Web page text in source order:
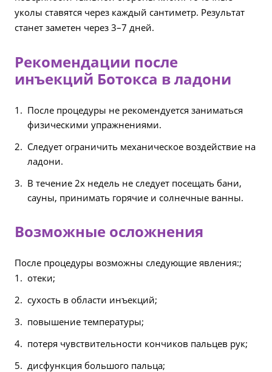
уколы ставятся через каждый сантиметр. Результат
станет заметен через 3–7 дней.
Рекомендации после
инъекций Ботокса в ладони
После процедуры не рекомендуется заниматься
физическими упражнениями.
Следует ограничить механическое воздействие на
ладони.
В течение 2х недель не следует посещать бани,
сауны, принимать горячие и солнечные ванны.
Возможные осложнения
После процедуры возможны следующие явления:;
отеки;
сухость в области инъекций;
повышение температуры;
потеря чувствительности кончиков пальцев рук;
дисфункция большого пальца;